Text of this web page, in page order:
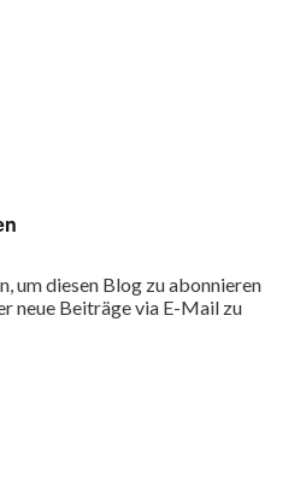
um diesen Blog zu abonnieren
neue Beiträge via E-Mail zu